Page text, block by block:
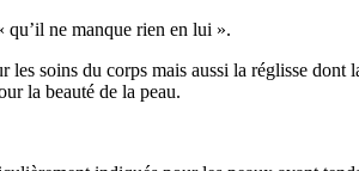
qu’il ne manque rien en lui ».
soins du corps mais aussi la réglisse dont
la beauté de la peau.